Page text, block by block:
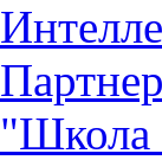
"Школа